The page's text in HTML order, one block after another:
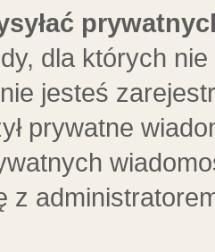
dla których
jesteś
prywatne
z